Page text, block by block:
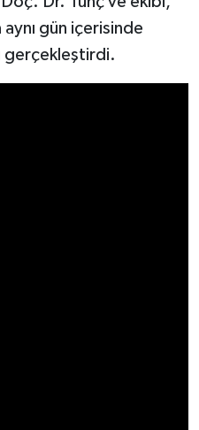
aynı gün içerisinde
gerçekleştirdi.